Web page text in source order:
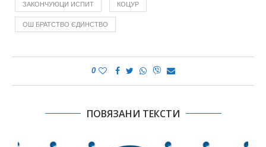
ЗАКОНЧУЮЦИ ИСПИТ КОЦУР
ОШ БРАТСТВО ЄДИНСТВО
0
ПОВЯЗАНИ ТЕКСТИ